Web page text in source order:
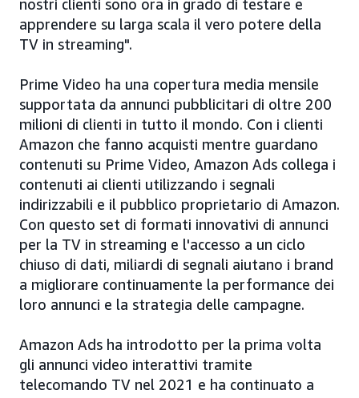
nostri clienti sono ora in grado di testare e
apprendere su larga scala il vero potere della
TV in streaming".
Prime Video ha una copertura media mensile
supportata da annunci pubblicitari di oltre 200
milioni di clienti in tutto il mondo. Con i clienti
Amazon che fanno acquisti mentre guardano
contenuti su Prime Video, Amazon Ads collega i
contenuti ai clienti utilizzando i segnali
indirizzabili e il pubblico proprietario di Amazon.
Con questo set di formati innovativi di annunci
per la TV in streaming e l'accesso a un ciclo
chiuso di dati, miliardi di segnali aiutano i brand
a migliorare continuamente la performance dei
loro annunci e la strategia delle campagne.
Amazon Ads ha introdotto per la prima volta
gli annunci video interattivi tramite
telecomando TV nel 2021 e ha continuato a